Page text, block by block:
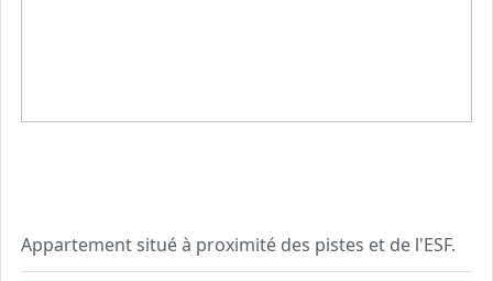
Appartement situé à proximité des pistes et de l'ESF.